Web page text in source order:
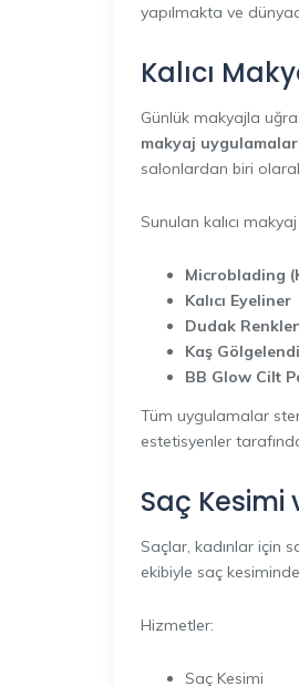
yapılmakta ve
Kalıcı
Günlük makyajla
makyaj
salonlardan biri
Sunulan kalıcı
Microblading
Kalıcı Eyeliner
Dudak
Kaş
BB Glow Cilt
Tüm uygulamalar
estetisyenler
Saç Kesimi
Saçlar, kadınlar için
ekibiyle saç
Hizmetler:
Saç Kesimi